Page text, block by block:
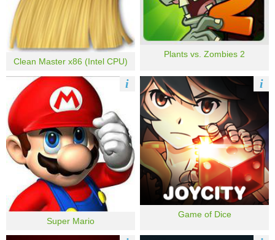
Clean Master x86 (Intel CPU)
Plants vs. Zombies 2
Super Mario
i
Game of Dice
i